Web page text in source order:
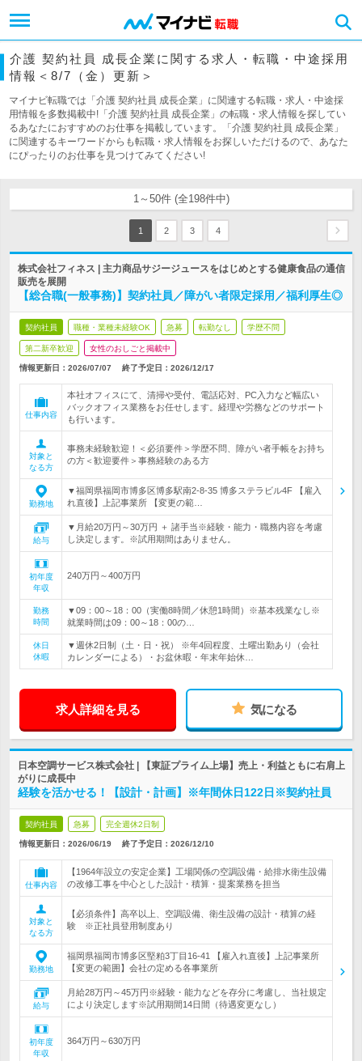
介護 契約社員 成長企業に関する求人・転職・中途採用
情報＜8/7（金）更新＞
マイナビ転職では「介護 契約社員 成長企業」に関連する転職・求人・中途採
用情報を多数掲載中!「介護 契約社員 成長企業」の転職・求人情報を探してい
るあなたにおすすめのお仕事を掲載しています。「介護 契約社員 成長企業」
に関連するキーワードからも転職・求人情報をお探しいただけるので、あなた
にぴったりのお仕事を見つけてみてください!
1～50件 (全198件中)
1 2 3 4
株式会社フィネス | 主力商品サジージュースをはじめとする健康食品の通信
販売を展開
【総合職(一般事務)】契約社員／障がい者限定採用／福利厚生◎
契約社員 職種・業種未経験OK 急募 転勤なし 学歴不問
第二新卒歓迎 女性のおしごと掲載中
情報更新日：2026/07/07 終了予定日： 2026/12/17
仕事内容
本社オフィスにて、清掃や受付、電話応対、PC入力など幅広い
バックオフィス業務をお任せします。経理や労務などのサポート
も行います。
対象と
なる方
事務未経験歓迎！＜必須要件＞学歴不問、障がい者手帳をお持ち
の方＜歓迎要件＞事務経験のある方
勤務地
▼福岡県福岡市博多区博多駅南2-8-35 博多ステラビル4F 【雇入
れ直後】上記事業所 【変更の範…
給与
▼月給20万円～30万円 ＋ 諸手当※経験・能力・職務内容を考慮
し決定します。※試用期間はありません。
初年度
年収
240万円～400万円
勤務
時間
▼09：00～18：00（実働8時間／休憩1時間）※基本残業なし※
就業時間は09：00～18：00の…
休日
休暇
▼週休2日制（土・日・祝） ※年4回程度、土曜出勤あり（会社
カレンダーによる）・お盆休暇・年末年始休…
求人詳細を見る 気になる
日本空調サービス株式会社 | 【東証プライム上場】売上・利益ともに右肩上
がりに成長中
経験を活かせる！【設計・計画】※年間休日122日※契約社員
契約社員 急募 完全週休2日制
情報更新日：2026/06/19 終了予定日： 2026/12/10
仕事内容
【1964年設立の安定企業】工場関係の空調設備・給排水衛生設備
の改修工事を中心とした設計・積算・提案業務を担当
対象と
なる方
【必須条件】高卒以上、空調設備、衛生設備の設計・積算の経
験 ※正社員登用制度あり
勤務地
福岡県福岡市博多区堅粕3丁目16‐41 【雇入れ直後】上記事業所
【変更の範囲】会社の定める各事業所
給与
月給28万円～45万円※経験・能力などを存分に考慮し、当社規定
により決定します※試用期間14日間（待遇変更なし）
初年度
年収
364万円～630万円